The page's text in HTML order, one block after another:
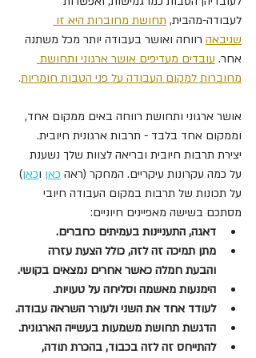
לעבודה-מהבית, תחושת מחוברות היא זו
שניבאה רווחה ואושר בעבודה יותר מכל משתנה
אחר. עובדים מעדיפים אושר ארגוני ותחושת
מחוברות למקום העבודה על פני הטבות חומריות.
אושר ארגוני ותחושת רווחה באים ממקום אחד,
וממקום אחד בלבד - תרבות ארגונית חיובית.
יצירת תרבות חיובית ובריאה לצוות שלך נשענת
על כמה עקרונות עיקריים. המחקר (ראה כאן וכאן)
על תכונות של תרבות במקום העבודה חיובי
מסתכם בשישה מאפיינים חיוניים:
דאגה, התעניינות בעמיתים כחברים.
מתן תמיכה זה לזה, כולל הצעת עזרה
והבעת חמלה כאשר אחרים נמצאים בקושי.
הימנעות מאשמה וסליחה על טעויות.
לעודד אחד את השני ולעורר השראה עבודה.
הדגשת תחושת משמעות בעשייה הארגונית.
להתייחס זה לזה בכבוד, בהכרת תודה,